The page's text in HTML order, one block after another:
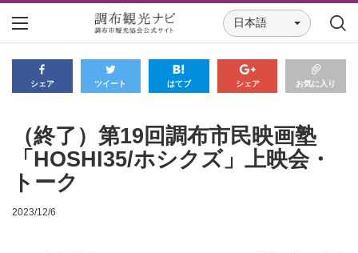
日本語
シェア ツイート はてブ シェア お気に入り
（終了）第19回調布市民映画塾
「HOSHI35/ホシクズ」上映会・
トーク
2023/12/6